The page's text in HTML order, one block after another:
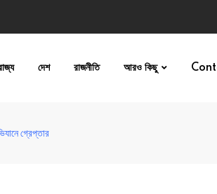
দেশ রাজনীতি আরও কিছু
গ্রেপ্তার